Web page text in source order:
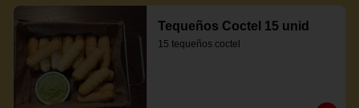
Tequeños Coctel 15 unid
15 tequeños coctel